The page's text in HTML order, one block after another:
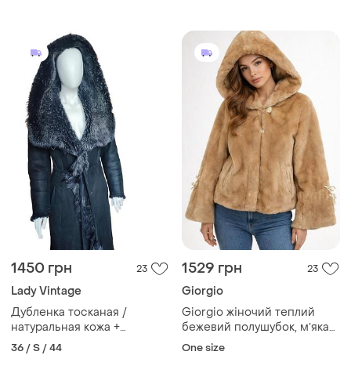
1450 грн 23
Lady Vintage
Дубленка тосканая /
натуральная кожа +
натуральный мех / ягненок
/ ausma / vintage ❄️ 38eur/
36 / S / 44
1529 грн 23
Giorgio
Giorgio жіночий теплий
бежевий полушубок, мʼяка
хутряна шуба, зимова
One size